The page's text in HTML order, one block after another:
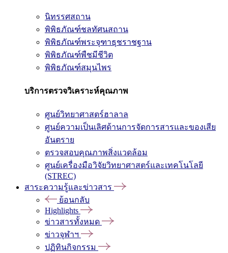
นิทรรศสถาน
พิพิธภัณฑ์ชลทัศนสถาน
พิพิธภัณฑ์พระจุฑาธุชราชฐาน
พิพิธภัณฑ์พืชมีชีวิต
พิพิธภัณฑ์สมุนไพร
บริการตรวจวิเคราะห์คุณภาพ
ศูนย์วิทยาศาสตร์ฮาลาล
ศูนย์ความเป็นเลิศด้านการจัดการสารและของเสีย
อันตราย
ตรวจสอบคุณภาพสิ่งแวดล้อม
ศูนย์เครื่องมือวิจัยวิทยาศาสตร์และเทคโนโลยี
(STREC)
สาระความรู้และข่าวสาร
ย้อนกลับ
Highlights
ข่าวสารทั้งหมด
ข่าวจุฬาฯ
ปฏิทินกิจกรรม